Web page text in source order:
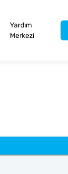
Yardım
Merkezi